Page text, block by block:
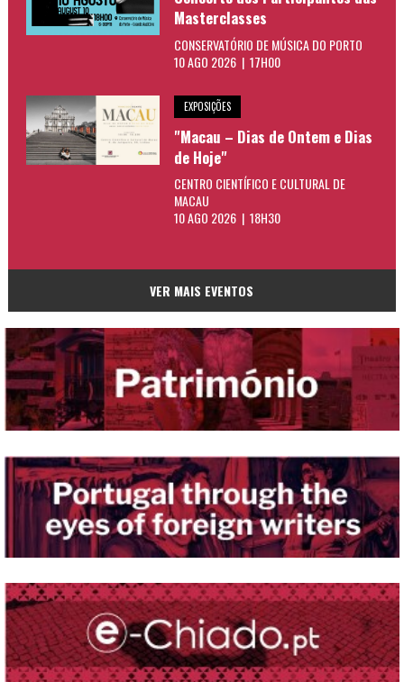
Masterclasses
CONSERVATÓRIO DE MÚSICA DO PORTO
10 AGO 2026 | 17H00
EXPOSIÇÕES
"Macau – Dias de Ontem e Dias
de Hoje"
CENTRO CIENTÍFICO E CULTURAL DE
MACAU
10 AGO 2026 | 18H30
VER MAIS EVENTOS